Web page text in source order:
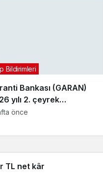
TL net kâr
Bankası (GARAN)
yılı 2. çeyrek
açıkladı
Bildirimleri
önce